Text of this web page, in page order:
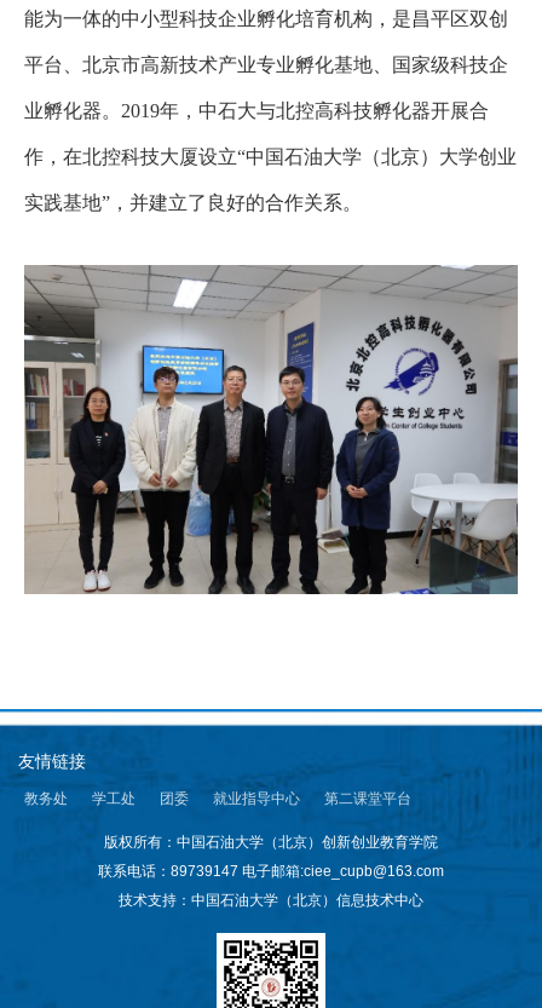
载
能为一体的中小型科技企业孵化培育机构，是昌平区双创
平台、北京市高新技术产业专业孵化基地、国家级科技企
业孵化器。2019年，中石大与北控高科技孵化器开展合
作，在北控科技大厦设立“中国石油大学（北京）大学创业
实践基地”，并建立了良好的合作关系。
友情链接
教务处 学工处 团委 就业指导中心 第二课堂平台
版权所有：中国石油大学（北京）创新创业教育学院
联系电话：89739147 电子邮箱:ciee_cupb@163.com
技术支持：中国石油大学（北京）信息技术中心